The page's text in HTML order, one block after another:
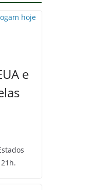
e